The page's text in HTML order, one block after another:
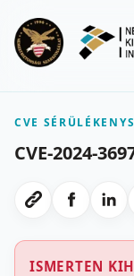
CVE
CVE-2024-
Link masolasa
ISMERTEN